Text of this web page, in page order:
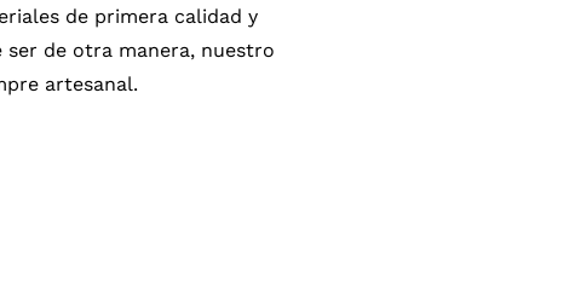
de primera calidad y
ser de otra manera, nuestro
artesanal.